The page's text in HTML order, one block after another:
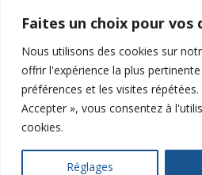
Faites un choix pour vos
Nous utilisons des cookies sur
offrir l'expérience la plus
préférences et les visites
Accepter », vous consentez à
cookies.
Réglages
RECOPIEZ LE CODE